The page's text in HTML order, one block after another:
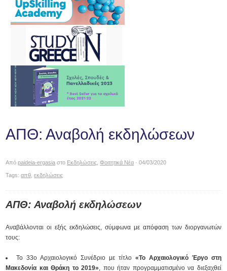
ΑΠΘ: Αναβολή εκδηλώσεων
Απόpaideia-ergasia στο Εκδηλώσεις ,Φοιτητικά Νέα · 04/03/2020
Tags:απθ ,εκδηλώσεις
ΑΠΘ: Αναβολή εκδηλώσεων
Αναβάλλονται οι εξής εκδηλώσεις, σύμφωνα με απόφαση των διοργανωτών
τους:
Το 33ο Αρχαιολογικό Συνέδριο με τίτλο «Το Αρχαιολογικό Έργο στη
Μακεδονία και Θράκη το 2019», που ήταν προγραμματισμένο να διεξαχθεί